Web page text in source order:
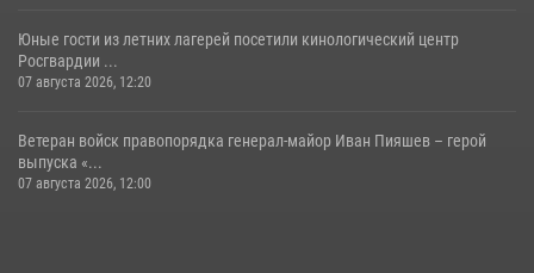
Юные гости из летних лагерей посетили кинологический центр
Росгвардии ...
07 августа 2026, 12:20
Ветеран войск правопорядка генерал-майор Иван Пияшев – герой
выпуска «...
07 августа 2026, 12:00